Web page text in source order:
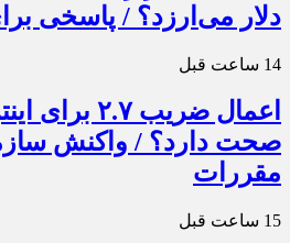
دلار می‌ارزد؟ / پاسخی
14 ساعت قبل
اعمال ضریب
صحت دارد؟ / واکنش
مقررات
15 ساعت قبل